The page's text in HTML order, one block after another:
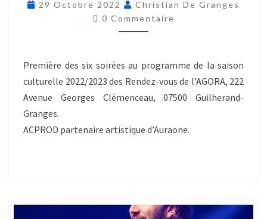
29 Octobre 2022
Christian De Granges
0 Commentaire
Première des six soirées au programme de la saison
culturelle 2022/2023 des Rendez-vous de l’AGORA, 222
Avenue Georges Clémenceau, 07500 Guilherand-
Granges.
ACPROD partenaire artistique d’Auraone.